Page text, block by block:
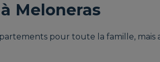
Meloneras
pour toute la famille, mais